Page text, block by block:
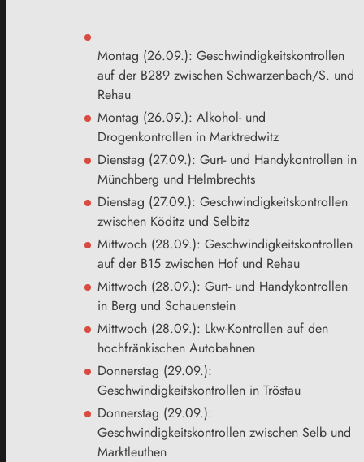
Montag (26.09.): Geschwindigkeitskontrollen
auf der B289 zwischen Schwarzenbach/S. und
Rehau
Montag (26.09.): Alkohol- und
Drogenkontrollen in Marktredwitz
Dienstag (27.09.): Gurt- und Handykontrollen in
Münchberg und Helmbrechts
Dienstag (27.09.): Geschwindigkeitskontrollen
zwischen Köditz und Selbitz
Mittwoch (28.09.): Geschwindigkeitskontrollen
auf der B15 zwischen Hof und Rehau
Mittwoch (28.09.): Gurt- und Handykontrollen
in Berg und Schauenstein
Mittwoch (28.09.): Lkw-Kontrollen auf den
hochfränkischen Autobahnen
Donnerstag (29.09.):
Geschwindigkeitskontrollen in Tröstau
Donnerstag (29.09.):
Geschwindigkeitskontrollen zwischen Selb und
Marktleuthen